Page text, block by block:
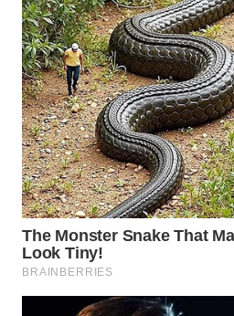
WN
CIREBON
WN
INDRAMAYU
WN
KUNINGAN
WN
MAJALENGKA